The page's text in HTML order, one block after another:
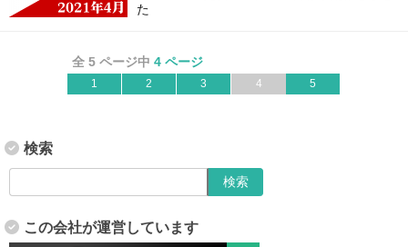
た
全 5 ページ中 4 ページ
1 2 3 4 5
検索
この会社が運営しています